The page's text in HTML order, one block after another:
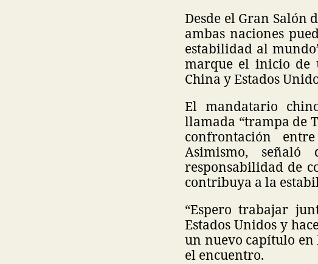
Desde el Gran Salón
ambas naciones
estabilidad al
marque el inicio de
China y Estados
El mandatario
llamada “trampa de
confrontación
Asimismo,
responsabilidad de
contribuya a la
“Espero trabajar
Estados Unidos y
un nuevo capítulo
el encuentro.